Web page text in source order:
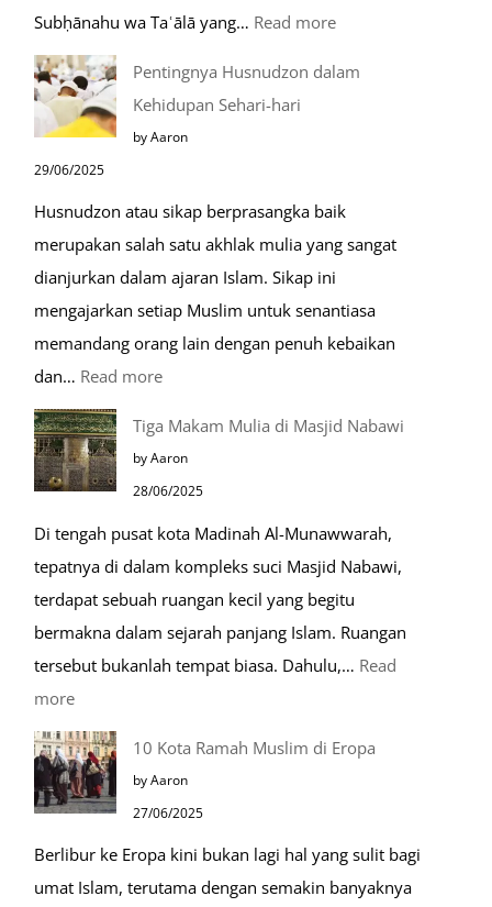
Subḥānahu wa Taʿālā yang… Read more:
Pentingnya Husnudzon dalam
Kehidupan Sehari-hari
by Aaron
29/06/2025
Husnudzon atau sikap berprasangka baik
merupakan salah satu akhlak mulia yang sangat
dianjurkan dalam ajaran Islam. Sikap ini
mengajarkan setiap Muslim untuk senantiasa
memandang orang lain dengan penuh kebaikan
dan… Read more:
Sehari-
hari
Tiga Makam Mulia di Masjid Nabawi
by Aaron
28/06/2025
Di tengah pusat kota Madinah Al-Munawwarah,
tepatnya di dalam kompleks suci Masjid Nabawi,
terdapat sebuah ruangan kecil yang begitu
bermakna dalam sejarah panjang Islam. Ruangan
tersebut bukanlah tempat biasa. Dahulu,… Read
more:
Tiga
Makam
Mulia
Masjid
Nabawi
10 Kota Ramah Muslim di Eropa
by Aaron
27/06/2025
Berlibur ke Eropa kini bukan lagi hal yang sulit bagi
umat Islam, terutama dengan semakin banyaknya